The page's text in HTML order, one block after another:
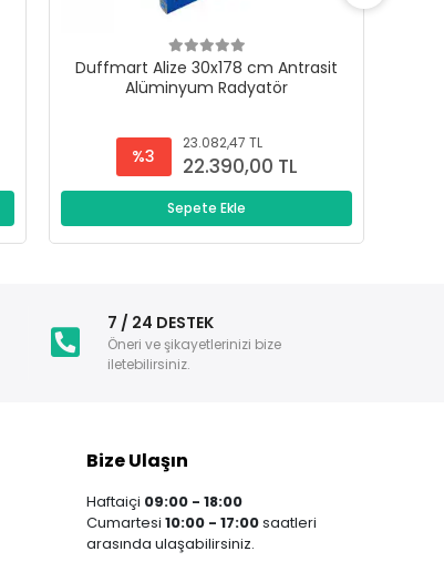
Duffmart Alize 30x178 cm Antrasit
Alüminyum Radyatör
%3
23.082,47 TL
22.390,00 TL
Sepete Ekle
7 / 24 DESTEK
Öneri ve şikayetlerinizi bize
iletebilirsiniz.
Bize Ulaşın
Haftaiçi 09:00 - 18:00
Cumartesi 10:00 - 17:00saatleri
arasında ulaşabilirsiniz.